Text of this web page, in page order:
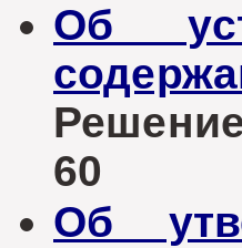
Об
60
Об